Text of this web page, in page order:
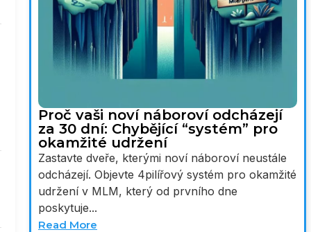
Proč vaši noví náboroví odcházejí
za 30 dní: Chybějící “systém” pro
okamžité udržení
Zastavte dveře, kterými noví náboroví neustále
odcházejí. Objevte 4pilířový systém pro okamžité
udržení v MLM, který od prvního dne
poskytuje...
Read More